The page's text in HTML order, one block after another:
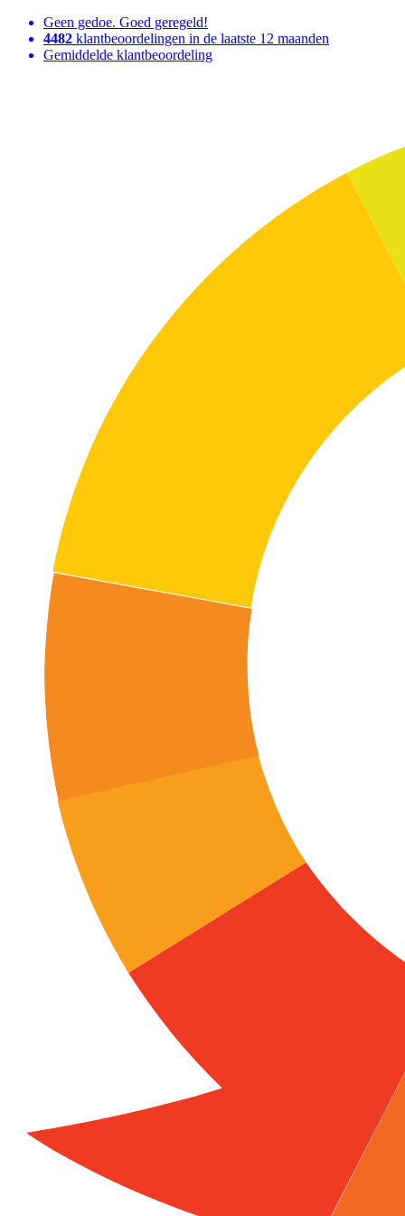
Geen gedoe. Goed geregeld!
4482 klantbeoordelingen in de laatste 12 maanden
Gemiddelde klantbeoordeling